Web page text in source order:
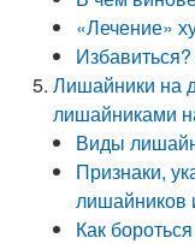
«Лечение»
Лишайники на
лишайниками
Виды
Признаки,
лишайников
Как